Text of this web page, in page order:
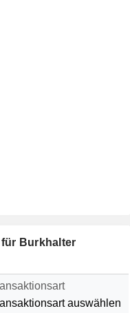
Burkhalter
auswählen